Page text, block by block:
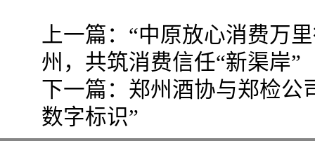
上一篇： “中原放心消费万
州，共筑消费信任“新渠岸”
下一篇： 郑州酒协与郑检公
数字标识”